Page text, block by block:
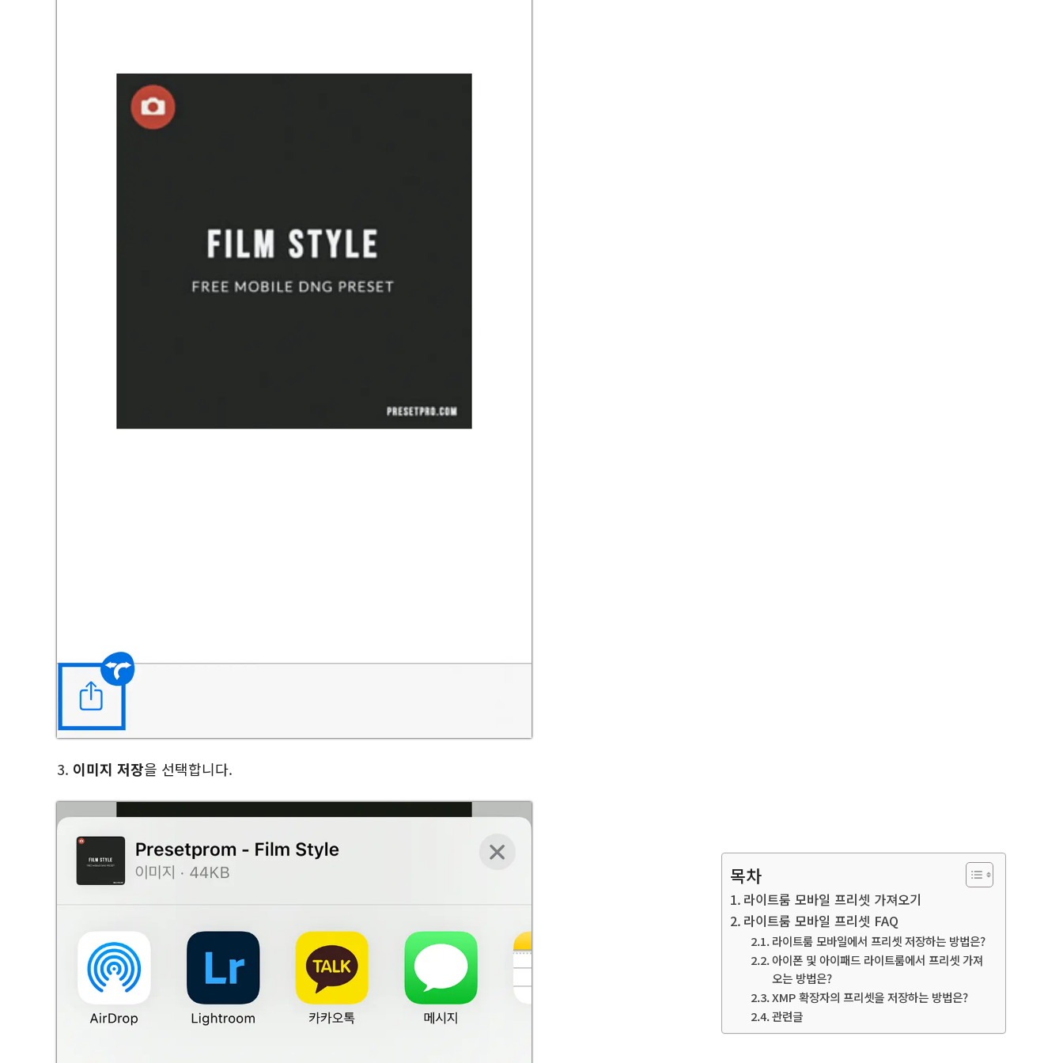
3. 이미지 저장을 선택합니다.
목차
라이트룸 모바일 프리셋 가져오기
라이트룸 모바일 프리셋 FAQ
라이트룸 모바일에서 프리셋 저장하는 방법은?
아이폰 및 아이패드 라이트룸에서 프리셋 가져
오는 방법은?
XMP 확장자의 프리셋을 저장하는 방법은?
관련글